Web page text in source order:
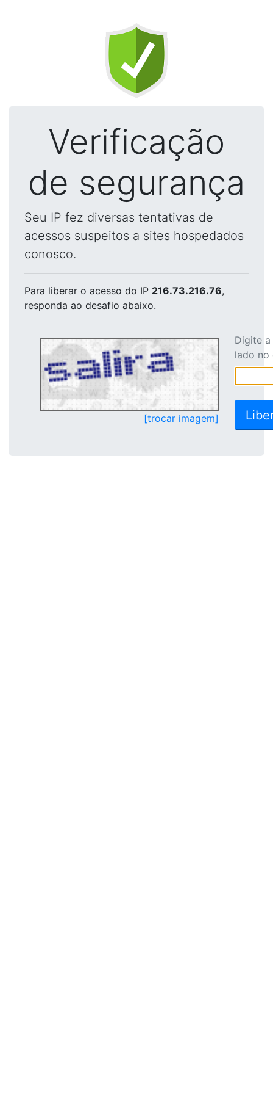
Verificação
de segurança
Seu IP fez diversas tentativas de
acessos suspeitos a sites hospedados
conosco.
Para liberar o acesso do IP 216.73.216.76,
responda ao desafio abaixo.
[trocar imagem]
Digite
lado no